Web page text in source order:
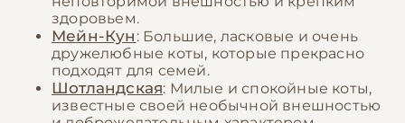
здоровьем.
Мейн-Кун : Большие, ласковые и очень
дружелюбные коты, которые прекрасно
подходят для семей.
Шотландская: Милые и спокойные коты,
известные своей необычной внешностью